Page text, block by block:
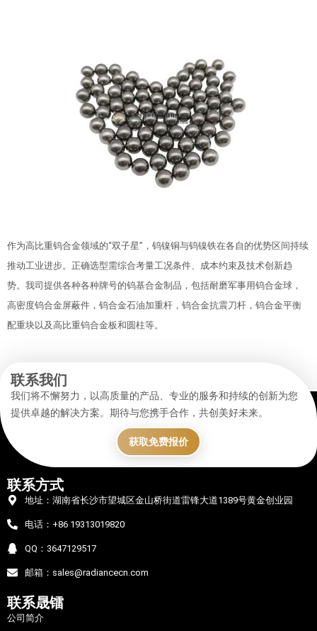
作为高比重钨合金领域的“双子星”，钨镍铜与钨镍铁在各自的优势区间持续
推动工业进步。正确选型需综合考量工况条件、成本约束及技术创新趋
势。我司提供各种各种牌号的钨基合金制品，包括耐磨军事用钨合金球，
高密度钨合金屏蔽件，钨合金石油加重杆，钨合金抗震刀杆，钨合金平衡
配重块以及高比重钨合金板和圆柱等。
联系我们
我们将不懈努力，以高质量的产品、专业的服务和持续的创新为您
提供卓越的解决方案。期待与您携手合作，共创美好未来。
获取免费报价
联系方式
地址：湖南省长沙市望城区金山桥街道雷锋大道1389号黄金创业园
电话：+86 19313019820
QQ：3647129517
邮箱：sales@radiancecn.com
联系晟镭
公司简介